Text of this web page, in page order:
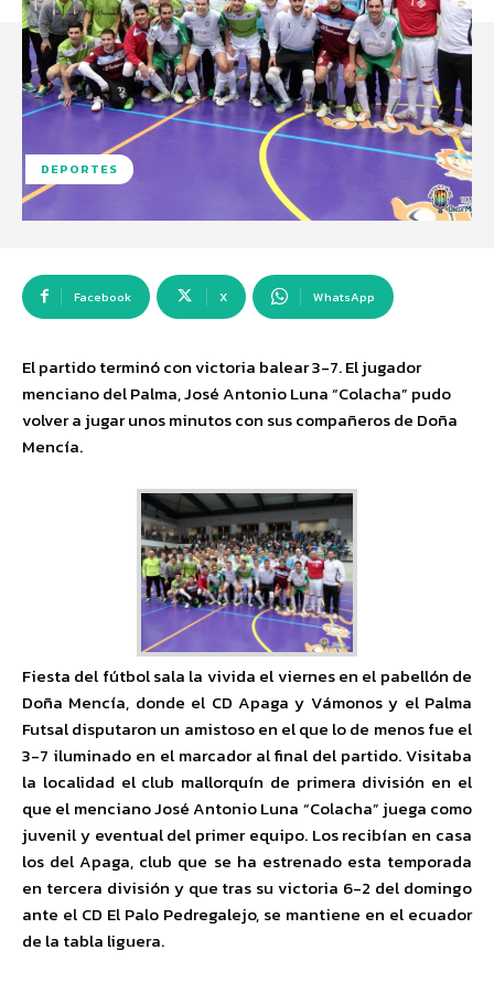
DEPORTES
Facebook X WhatsApp
El partido terminó con victoria balear 3-7. El jugador
menciano del Palma, José Antonio Luna “Colacha” pudo
volver a jugar unos minutos con sus compañeros de Doña
Mencía.
Fiesta del fútbol sala la vivida el viernes en el pabellón de
Doña Mencía, donde el CD Apaga y Vámonos y el Palma
Futsal disputaron un amistoso en el que lo de menos fue el
3-7 iluminado en el marcador al final del partido. Visitaba
la localidad el club mallorquín de primera división en el
que el menciano José Antonio Luna “Colacha” juega como
juvenil y eventual del primer equipo. Los recibían en casa
los del Apaga, club que se ha estrenado esta temporada
en tercera división y que tras su victoria 6-2 del domingo
ante el CD El Palo Pedregalejo, se mantiene en el ecuador
de la tabla liguera.